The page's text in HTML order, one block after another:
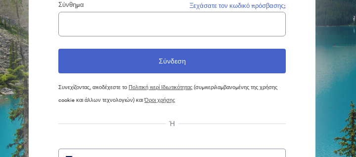
Σύνθημα Ξεχάσατε τον κωδικό πρόσβασης;
Συνεχίζοντας, αποδέχεστε το Πολιτική περί Ιδιωτικότητας(συμπεριλαμβανομένης της χρήσης
cookie και άλλων τεχνολογιών) καιΌροι χρήσης
Ή